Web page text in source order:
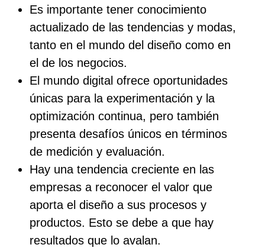
Es importante tener conocimiento
actualizado de las tendencias y modas,
tanto en el mundo del diseño como en
el de los negocios.
El mundo digital ofrece oportunidades
únicas para la experimentación y la
optimización continua, pero también
presenta desafíos únicos en términos
de medición y evaluación.
Hay una tendencia creciente en las
empresas a reconocer el valor que
aporta el diseño a sus procesos y
productos. Esto se debe a que hay
resultados que lo avalan.